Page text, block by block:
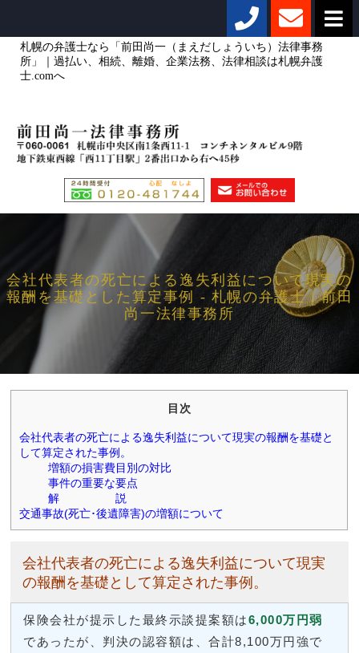
札幌の弁護士なら「前田尚一（まえだしょういち）法律事務
所」｜過払い、相続、離婚、企業法務、法律相談は札幌弁護
士.comへ
会社代表者の死亡による逸失利益について現実の
報酬を基礎とした算定事例 - 札幌の弁護士｜前田
尚一法律事務所
目次
会社代表者の死亡による逸失利益について現実の報酬を基礎と
して算定された事例。
増額の損害費目別の対比
事件の重要な要点
解 説
交通事故(死亡･後遺障害)の増額について
会社代表者の死亡による逸失利益について現実
の報酬を基礎として算定された事例。
保険会社が提示した最終示談提案額は6,000万円弱
であったが、判決の認容額は、合計8,100万円強で